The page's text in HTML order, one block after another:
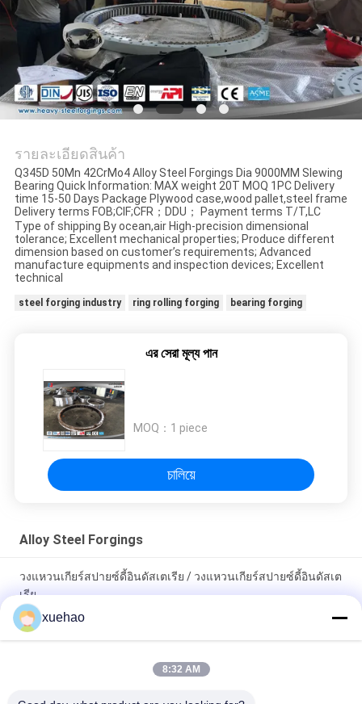
รายละเอียดสินค้า
Q345D 50Mn 42CrMo4 Alloy Steel Forgings Dia 9000MM Slewing
Bearing Quick Information: MAX weight 20T MOQ 1PC Delivery
time 15-50 Days Package Plywood case,wood pallet,steel frame
Delivery terms FOB;CIF;CFR；DDU； Payment terms T/T,LC
Type of shipping By ocean,air High-precision dimensional
tolerance; Excellent mechanical properties; Produce different
dimension based on customer’s requirements; Advanced
manufacture equipments and inspection devices; Excellent
technical
steel forging industry ring rolling forging bearing forging
এর সেরা মূল্য পান
MOQ： 1 piece
চালিয়ে
Alloy Steel Forgings
วงแหวนเกียร์สปายซ์ดี้อินดัสเตเรีย / วงแหวนเกียร์สปายซ์ดี้อินดัสเต
เรีย
มอเตอร์หลอดสอยแหวนโกง การรักษาความร้อนเหล็กสแตนเลส
ภาระหนักขนาดใหญ่เกียร์วงแหวน Forging การรักษาความร้อน
xuehao
8:32 AM